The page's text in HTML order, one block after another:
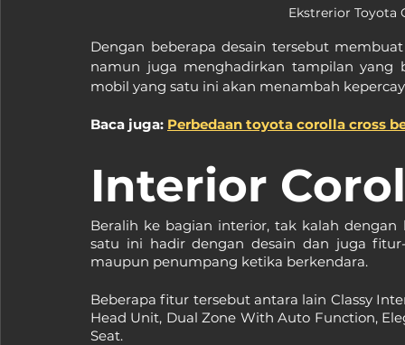
Ekstrerior Toyota
Dengan beberapa desain tersebut
namun juga menghadirkan tampilan yang
mobil yang satu ini akan menambah
Baca juga: Perbedaan toyota corolla cross
Interior
Beralih ke bagian interior, tak kalah
satu ini hadir dengan desain dan juga
maupun penumpang ketika berkendara.
Beberapa fitur tersebut antara lain Classy
Head Unit, Dual Zone With Auto Function,
Seat.